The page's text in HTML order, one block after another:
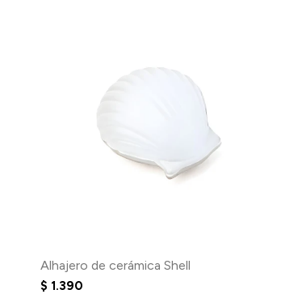
Alhajero de cerámica Shell
$ 1.390